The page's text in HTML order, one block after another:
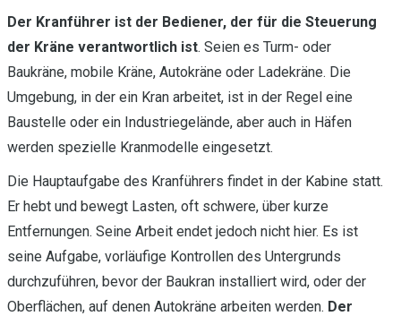
Der Kranführer ist der Bediener, der für die Steuerung
der Kräne verantwortlich ist. Seien es Turm- oder
Baukräne, mobile Kräne, Autokräne oder Ladekräne. Die
Umgebung, in der ein Kran arbeitet, ist in der Regel eine
Baustelle oder ein Industriegelände, aber auch in Häfen
werden spezielle Kranmodelle eingesetzt.
Die Hauptaufgabe des Kranführers findet in der Kabine statt.
Er hebt und bewegt Lasten, oft schwere, über kurze
Entfernungen. Seine Arbeit endet jedoch nicht hier. Es ist
seine Aufgabe, vorläufige Kontrollen des Untergrunds
durchzuführen, bevor der Baukran installiert wird, oder der
Oberflächen, auf denen Autokräne arbeiten werden. Der